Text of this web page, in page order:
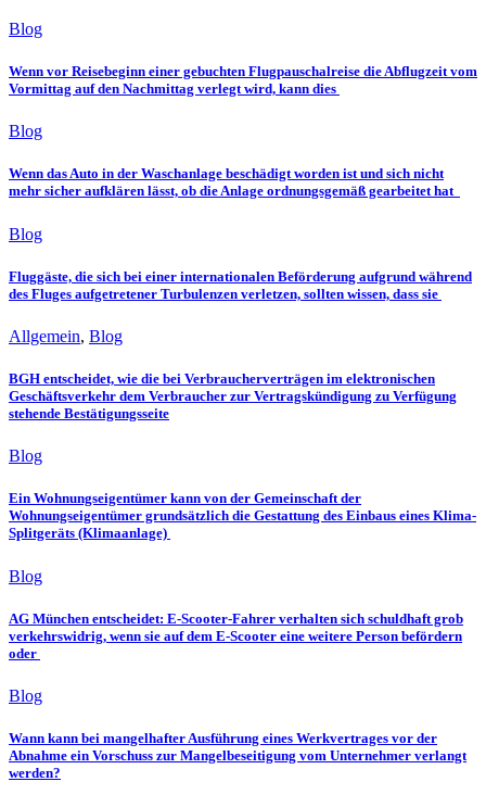
Blog
Wenn vor Reisebeginn einer gebuchten Flugpauschalreise die Abflugzeit vom
Vormittag auf den Nachmittag verlegt wird, kann dies
Blog
Wenn das Auto in der Waschanlage beschädigt worden ist und sich nicht
mehr sicher aufklären lässt, ob die Anlage ordnungsgemäß gearbeitet hat
Blog
Fluggäste, die sich bei einer internationalen Beförderung aufgrund während
des Fluges aufgetretener Turbulenzen verletzen, sollten wissen, dass sie
Allgemein, Blog
BGH entscheidet, wie die bei Verbraucherverträgen im elektronischen
Geschäftsverkehr dem Verbraucher zur Vertragskündigung zu Verfügung
stehende Bestätigungsseite
Blog
Ein Wohnungseigentümer kann von der Gemeinschaft der
Wohnungseigentümer grundsätzlich die Gestattung des Einbaus eines Klima-
Splitgeräts (Klimaanlage)
Blog
AG München entscheidet: E-Scooter-Fahrer verhalten sich schuldhaft grob
verkehrswidrig, wenn sie auf dem E-Scooter eine weitere Person befördern
oder
Blog
Wann kann bei mangelhafter Ausführung eines Werkvertrages vor der
Abnahme ein Vorschuss zur Mangelbeseitigung vom Unternehmer verlangt
werden?